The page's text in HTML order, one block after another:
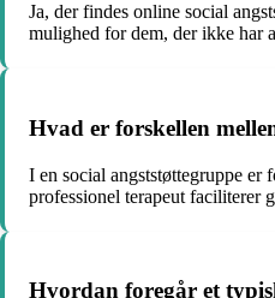
Ja, der findes online social
mulighed for dem, der ikke har
Hvad er forskellen
I en social angststøttegruppe er
professionel terapeut faciliterer
Hvordan foregår et